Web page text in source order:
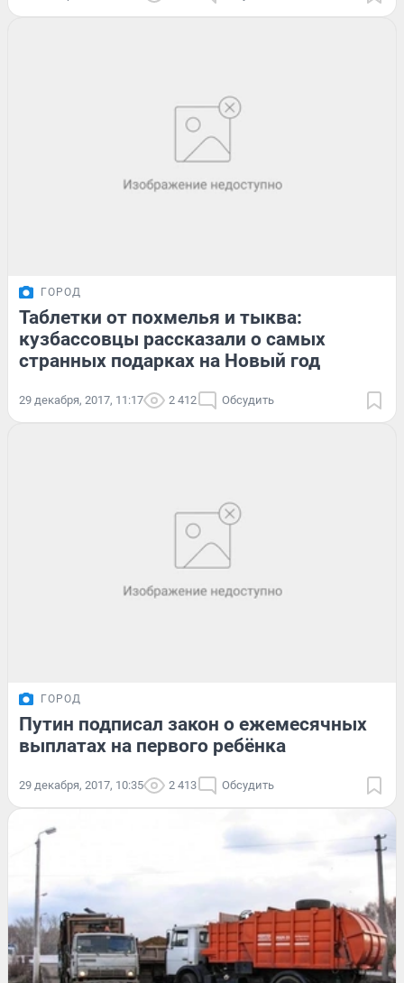
ГОРОД
Таблетки от похмелья и тыква:
кузбассовцы рассказали о самых
странных подарках на Новый год
29 декабря, 2017, 11:17 2 412 Обсудить
ГОРОД
Путин подписал закон о ежемесячных
выплатах на первого ребёнка
29 декабря, 2017, 10:35 2 413 Обсудить